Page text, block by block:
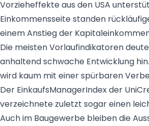
Vorzieheffekte aus den USA
Einkommensseite standen
einem Anstieg der
Die meisten Vorlaufindikatoren
anhaltend schwache Entwicklung
wird kaum mit einer spürbaren
Der EinkaufsManagerIndex der
verzeichnete zuletzt sogar einen
Auch im Baugewerbe bleiben die